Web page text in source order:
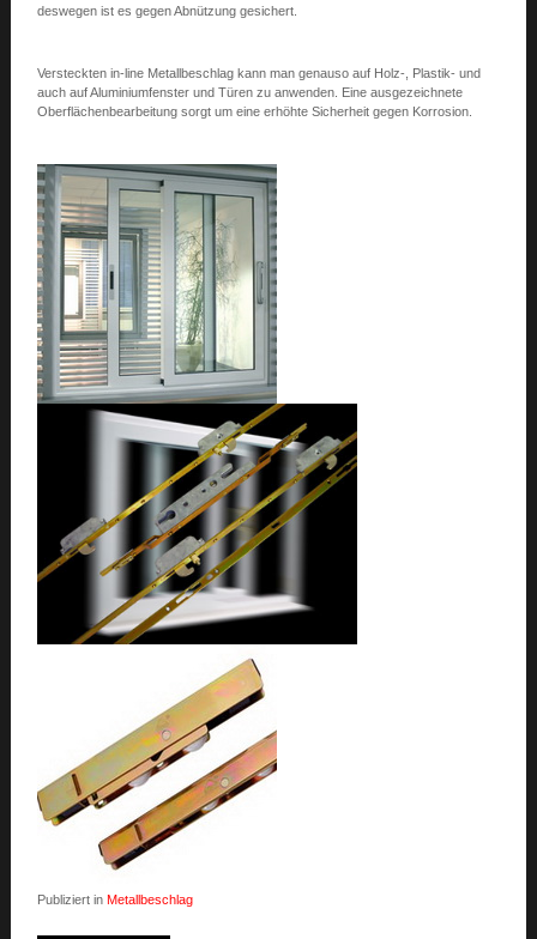
deswegen ist es gegen Abnützung gesichert.
Versteckten in-line Metallbeschlag kann man genauso auf Holz-, Plastik- und
auch auf Aluminiumfenster und Türen zu anwenden. Eine ausgezeichnete
Oberflächenbearbeitung sorgt um eine erhöhte Sicherheit gegen Korrosion.
Publiziert in Metallbeschlag